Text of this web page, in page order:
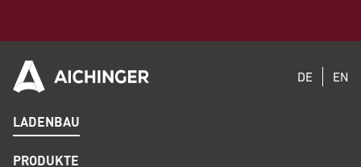
DE EN
LADENBAU
PRODUKTE